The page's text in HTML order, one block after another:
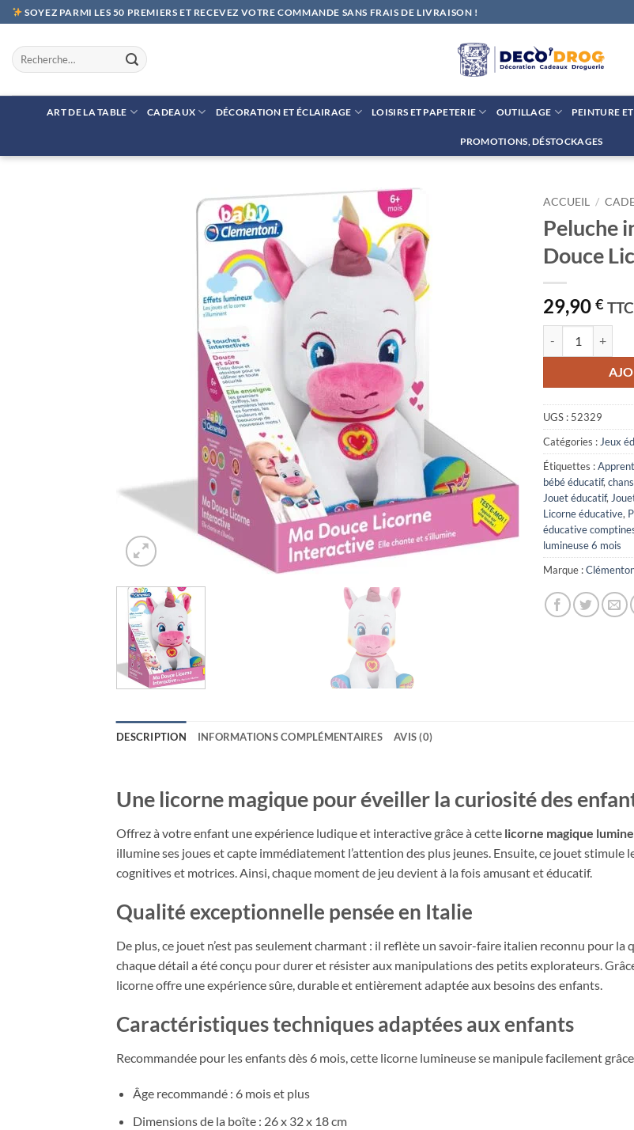
Passer
au
contenu
SOYEZ PARMI LES 50 PREMIERS ET RECEVEZ VOTRE COMMANDE SANS FRAIS DE LIVRAISON !
Recherche
pour :
ART DE LA TABLE CADEAUX DÉCORATION ET ÉCLAIRAGE LOISIRS ET PAPETERIE OUTILLAGE PEINTURE
PROMOTIONS, DÉSTOCKAGES
ACCUEIL /
Peluche
Douce
29,90 € TTC
UGS : 52329
Catégories : Jeux
Étiquettes :
bébé éducatif,
Jouet éducatif,
Licorne éducative,
éducative
lumineuse 6 mois
Marque :
DESCRIPTION INFORMATIONS COMPLÉMENTAIRES AVIS (0)
Une licorne magique pour éveiller la curiosité des
Offrez à votre enfant une expérience ludique et interactive grâce à cette licorne magique
illumine ses joues et capte immédiatement l’attention des plus jeunes. Ensuite, ce jouet
cognitives et motrices. Ainsi, chaque moment de jeu devient à la fois amusant et éducatif.
Qualité exceptionnelle pensée en Italie
De plus, ce jouet n’est pas seulement charmant : il reflète un savoir-faire italien reconnu pour
chaque détail a été conçu pour durer et résister aux manipulations des petits explorateurs.
licorne offre une expérience sûre, durable et entièrement adaptée aux besoins des enfants.
Caractéristiques techniques adaptées aux enfants
Recommandée pour les enfants dès 6 mois, cette licorne lumineuse se manipule facilement
Âge recommandé : 6 mois et plus
Dimensions de la boîte : 26 x 32 x 18 cm